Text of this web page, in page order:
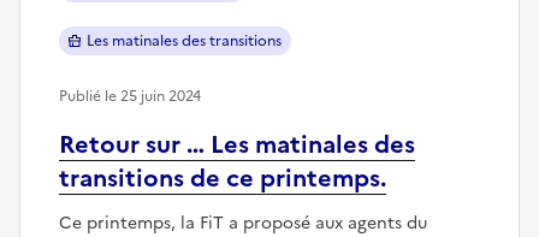
Retour sur … Les matinales des
transitions de ce printemps.
Ce printemps, la FiT a proposé aux agents du
Les matinales des transitions
Publié le 25 juin 2024